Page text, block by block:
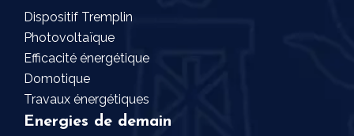
Dispositif Tremplin
Photovoltaïque
Efficacité énergétique
Domotique
Travaux énergétiques
Energies de demain